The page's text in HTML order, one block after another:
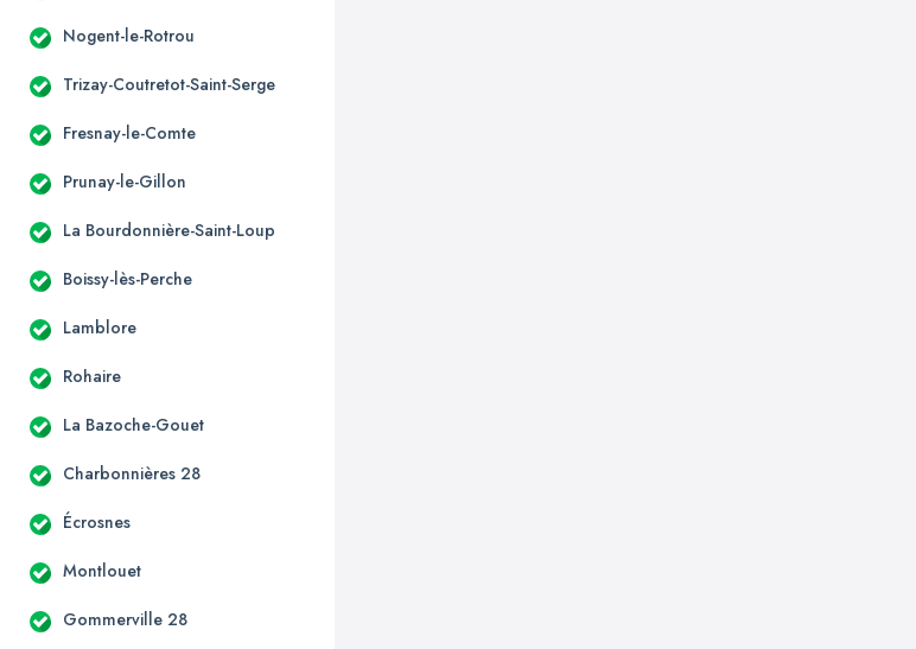
Nogent-le-Rotrou
Trizay-Coutretot-Saint-Serge
Fresnay-le-Comte
Prunay-le-Gillon
La Bourdonnière-Saint-Loup
Boissy-lès-Perche
Lamblore
Rohaire
La Bazoche-Gouet
Charbonnières 28
Écrosnes
Montlouet
Gommerville 28